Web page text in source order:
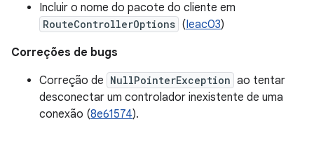
Incluir o nome do pacote do cliente em
RouteControllerOptions (Ieac03)
Correções de bugs
Correção de NullPointerException ao tentar
desconectar um controlador inexistente de uma
conexão (8e61574).